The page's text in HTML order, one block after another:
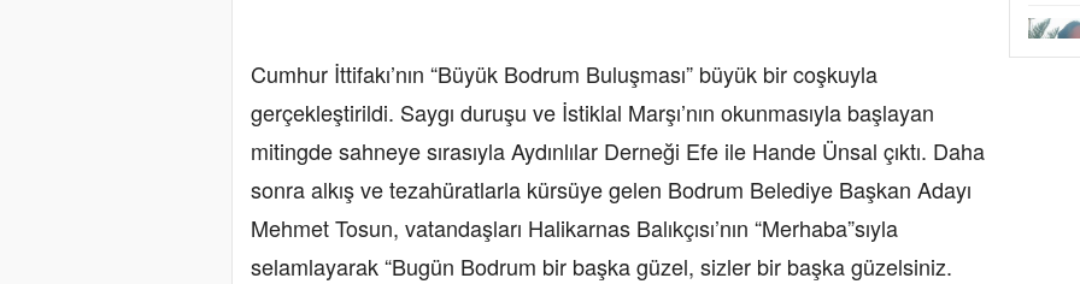
Cumhur İttifakı’nın “Büyük Bodrum Buluşması” büyük bir coşkuyla
gerçekleştirildi. Saygı duruşu ve İstiklal Marşı’nın okunmasıyla başlayan
mitingde sahneye sırasıyla Aydınlılar Derneği Efe ile Hande Ünsal çıktı. Daha
sonra alkış ve tezahüratlarla kürsüye gelen Bodrum Belediye Başkan Adayı
Mehmet Tosun, vatandaşları Halikarnas Balıkçısı’nın “Merhaba”sıyla
selamlayarak “Bugün Bodrum bir başka güzel, sizler bir başka güzelsiniz.